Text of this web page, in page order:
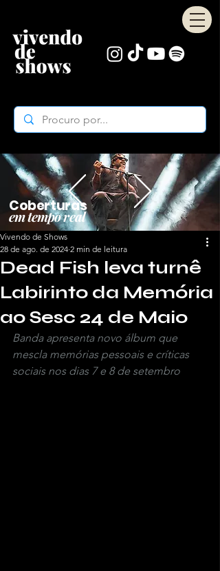
Coberturas
em tempo real
Dead Fish leva turnê
Labirinto da Memória
ao Sesc 24 de Maio
Vivendo de Shows
28 de ago. de 2024 2 min de leitura
Banda apresenta novo álbum que
mescla memórias pessoais e críticas
sociais nos dias 7 e 8 de setembro